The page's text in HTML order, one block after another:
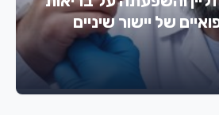
של יישור שיניים